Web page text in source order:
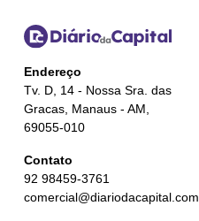
Endereço
Tv. D, 14 - Nossa Sra. das
Gracas, Manaus - AM,
69055-010
Contato
92 98459-3761
comercial@diariodacapital.com